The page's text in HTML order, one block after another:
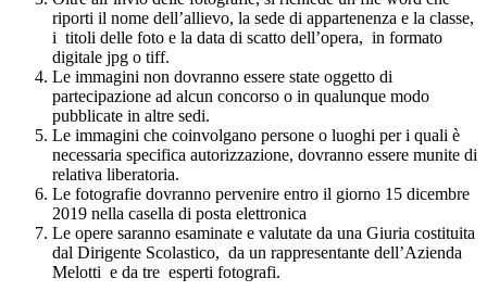
riporti il nome dell’allievo, la sede di appartenenza e la classe,
i titoli delle foto e la data di scatto dell’opera, in formato
digitale jpg o tiff.
Le immagini non dovranno essere state oggetto di
partecipazione ad alcun concorso o in qualunque modo
pubblicate in altre sedi.
Le immagini che coinvolgano persone o luoghi per i quali è
necessaria specifica autorizzazione, dovranno essere munite di
relativa liberatoria.
Le fotografie dovranno pervenire entro il giorno 15 dicembre
2019 nella casella di posta elettronica
Le opere saranno esaminate e valutate da una Giuria costituita
dal Dirigente Scolastico, da un rappresentante dell’Azienda
Melotti e da tre esperti fotografi.